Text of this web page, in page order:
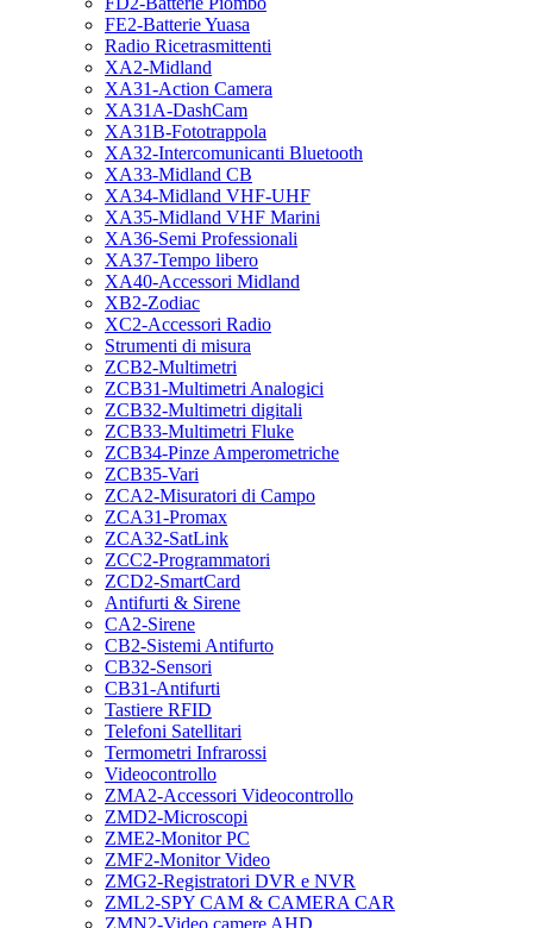
FE2-Batterie Yuasa
Radio Ricetrasmittenti
XA2-Midland
XA31-Action Camera
XA31A-DashCam
XA31B-Fototrappola
XA32-Intercomunicanti Bluetooth
XA33-Midland CB
XA34-Midland VHF-UHF
XA35-Midland VHF Marini
XA36-Semi Professionali
XA37-Tempo libero
XA40-Accessori Midland
XB2-Zodiac
XC2-Accessori Radio
Strumenti di misura
ZCB2-Multimetri
ZCB31-Multimetri Analogici
ZCB32-Multimetri digitali
ZCB33-Multimetri Fluke
ZCB34-Pinze Amperometriche
ZCB35-Vari
ZCA2-Misuratori di Campo
ZCA31-Promax
ZCA32-SatLink
ZCC2-Programmatori
ZCD2-SmartCard
Antifurti & Sirene
CA2-Sirene
CB2-Sistemi Antifurto
CB32-Sensori
CB31-Antifurti
Tastiere RFID
Telefoni Satellitari
Termometri Infrarossi
Videocontrollo
ZMA2-Accessori Videocontrollo
ZMD2-Microscopi
ZME2-Monitor PC
ZMF2-Monitor Video
ZMG2-Registratori DVR e NVR
ZML2-SPY CAM & CAMERA CAR
ZMN2-Video camere AHD